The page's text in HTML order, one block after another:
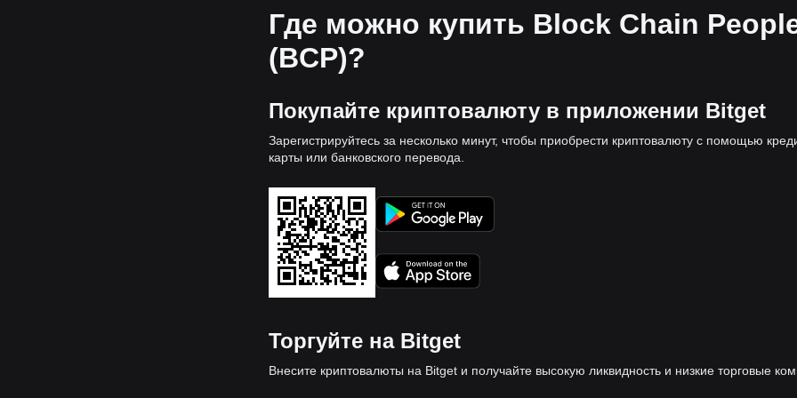
Где можно купить Block Chain
(BCP)?
Покупайте криптовалюту в приложении Bitget
Зарегистрируйтесь за несколько минут, чтобы приобрести криптовалюту с помощью
карты или банковского перевода.
Торгуйте на Bitget
Внесите криптовалюты на Bitget и получайте высокую ликвидность и низкие торговые